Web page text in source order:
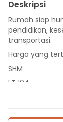
Deskripsi
Rumah siap
pendidikan,
transportasi.
Harga yang
SHM
LT 104